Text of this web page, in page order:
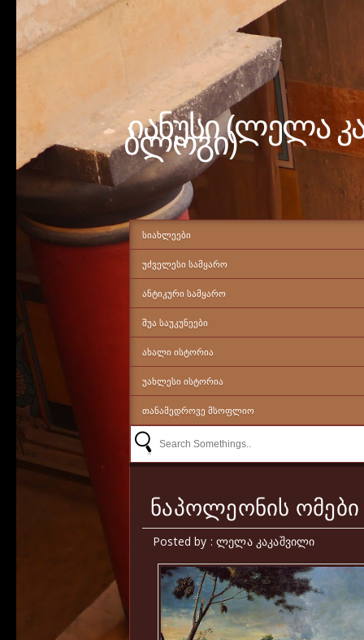
იანუსი (ლელა
ბლოგი)
ᲡᲘᲐᲮᲚᲔᲔᲑᲘ
ᲣᲫᲕᲔᲚᲔᲡᲘ ᲡᲐᲛᲧᲐᲠᲝ
ᲐᲜᲢᲘᲙᲣᲠᲘ ᲡᲐᲛᲧᲐᲠᲝ
ᲨᲣᲐ ᲡᲐᲣᲙᲣᲜᲔᲔᲑᲘ
ᲐᲮᲐᲚᲘ ᲘᲡᲢᲝᲠᲘᲐ
ᲣᲐᲮᲚᲔᲡᲘ ᲘᲡᲢᲝᲠᲘᲐ
ᲗᲐᲜᲐᲛᲔᲓᲠᲝᲕᲔ ᲛᲡᲝᲤᲚᲘᲝ
ნაპოლეონის ომები
Posted by : ლელა კაკაშვილი